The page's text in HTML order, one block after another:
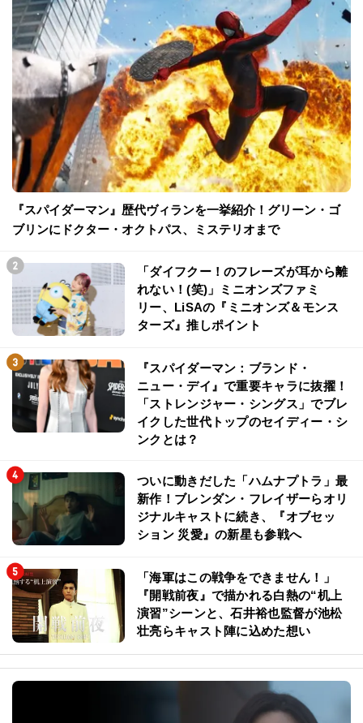
『スパイダーマン』歴代ヴィランを一挙紹介！グリーン・ゴ
ブリンにドクター・オクトパス、ミステリオまで
「ダイフクー！のフレーズが耳から離
れない！(笑)」ミニオンズファミ
リー、LiSAの『ミニオンズ＆モンス
ターズ』推しポイント
『スパイダーマン：ブランド・
ニュー・デイ』で重要キャラに抜擢！
「ストレンジャー・シングス」でブレ
イクした世代トップのセイディー・シ
ンクとは？
ついに動きだした「ハムナプトラ」最
新作！ブレンダン・フレイザーらオリ
ジナルキャストに続き、『オブセッ
ション 災愛』の新星も参戦へ
「海軍はこの戦争をできません！」
『開戦前夜』で描かれる白熱の“机上
演習”シーンと、石井裕也監督が池松
壮亮らキャスト陣に込めた想い